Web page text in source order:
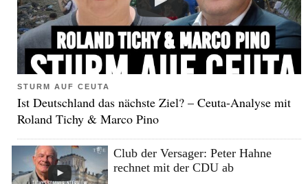
STURM AUF CEUTA
Ist Deutschland das nächste Ziel? – Ceuta-Analyse mit
Roland Tichy & Marco Pino
Club der Versager: Peter Hahne
rechnet mit der CDU ab